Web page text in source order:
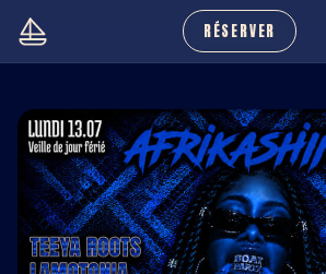
RÉSERVER